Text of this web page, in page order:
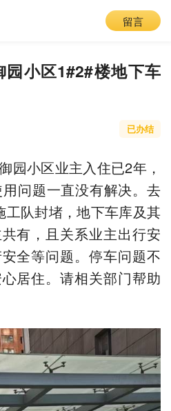
留言
小区1#2#楼地下车
已办结
园小区业主入住已2年，
问题一直没有解决。去
队封堵，地下车库及其
有，且关系业主出行安
全等问题。停车问题不
居住。请相关部门帮助